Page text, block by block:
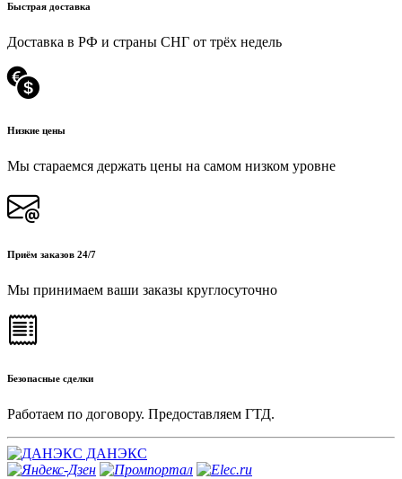
Быстрая доставка
Доставка в РФ и страны СНГ от трёх недель
Низкие цены
Мы стараемся держать цены на самом низком уровне
Приём заказов 24/7
Мы принимаем ваши заказы круглосуточно
Безопасные сделки
Работаем по договору. Предоставляем ГТД.
ДАНЭКС